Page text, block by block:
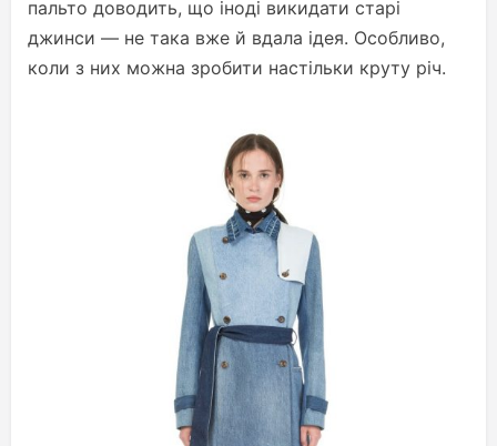
пальто доводить, що іноді викидати старі
джинси — не така вже й вдала ідея. Особливо,
коли з них можна зробити настільки круту річ.